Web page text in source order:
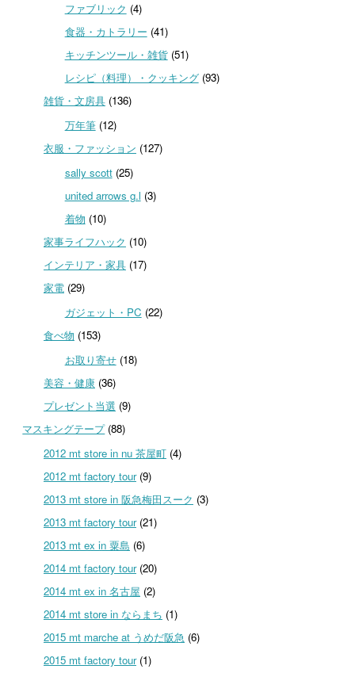
ファブリック (4)
食器・カトラリー (41)
キッチンツール・雑貨(51)
レシピ（料理）・クッキング(93)
雑貨・文房具(136)
万年筆(12)
衣服・ファッション (127)
sally scott(25)
united arrows g.l (3)
着物 (10)
家事ライフハック (10)
インテリア・家具(17)
家電(29)
ガジェット・PC (22)
食べ物 (153)
お取り寄せ(18)
美容・健康(36)
プレゼント当選 (9)
マスキングテープ(88)
2012 mt store in nu 茶屋町(4)
2012 mt factory tour(9)
2013 mt store in 阪急梅田スーク (3)
2013 mt factory tour(21)
2013 mt ex in 粟島 (6)
2014 mt factory tour(20)
2014 mt ex in 名古屋 (2)
2014 mt store in ならまち (1)
2015 mt marche at うめだ阪急 (6)
2015 mt factory tour(1)